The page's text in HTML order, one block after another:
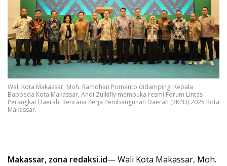
Wali Kota Makassar, Moh. Ramdhan Pomanto didampingi Kepala
Bappeda Kota Makassar, Andi Zulkifly membuka resmi Forum Lintas
Perangkat Daerah, Rencana Kerja Pembangunan Daerah (RKPD) 2025 Kota
Makassar.
Makassar, zona redaksi.id— Wali Kota Makassar, Moh.